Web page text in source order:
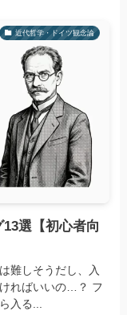
近代哲学・ドイツ観念論
選【初心者向
難しそうだし、入
ればいいの…？ フ
入る...